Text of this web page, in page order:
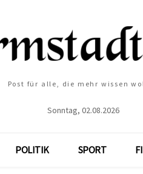
Post für alle, die mehr wissen
Sonntag, 02.08.2026
POLITIK SPORT